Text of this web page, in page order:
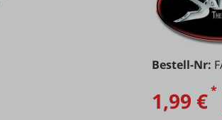
Bestell-Nr:
1,99 €*